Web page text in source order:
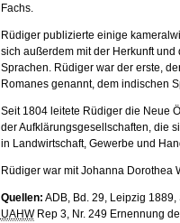
Fachs.
Rüdiger publizierte einige
sich außerdem mit der Herkunft
Sprachen. Rüdiger war der erste,
Romanes genannt, dem indischen
Seit 1804 leitete Rüdiger die Neue
der Aufklärungsgesellschaften, die
in Landwirtschaft, Gewerbe und
Rüdiger war mit Johanna Dorothea
Quellen: ADB, Bd. 29, Leipzig 1889,
UAHWRep 3, Nr. 249 Ernennung